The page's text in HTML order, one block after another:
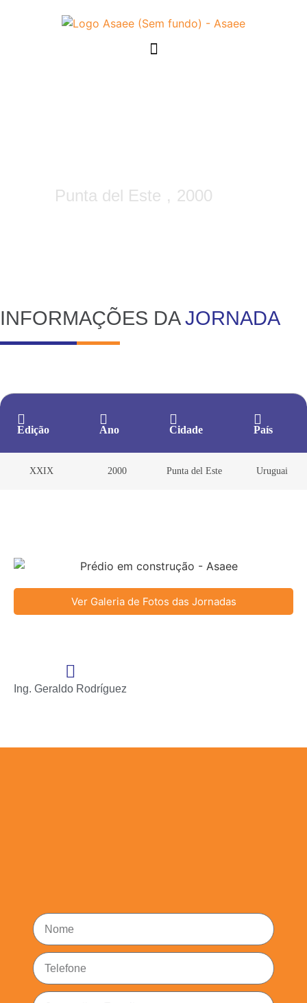
XXIX – Jornadas
Punta del Este , 2000
INFORMAÇÕES DA JORNADA
Edição Ano Cidade País
XXIX 2000 Punta del Este Uruguai
Ver Galeria de Fotos das Jornadas
Ing. Geraldo Rodríguez